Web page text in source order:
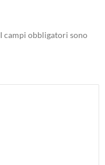
I campi obbligatori sono